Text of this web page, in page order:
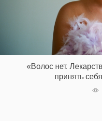
«Волос нет.
принять